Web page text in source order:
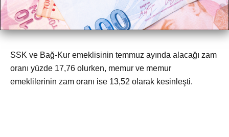
SSK ve Bağ-Kur emeklisinin temmuz ayında alacağı zam
oranı yüzde 17,76 olurken, memur ve memur
emeklilerinin zam oranı ise 13,52 olarak kesinleşti.